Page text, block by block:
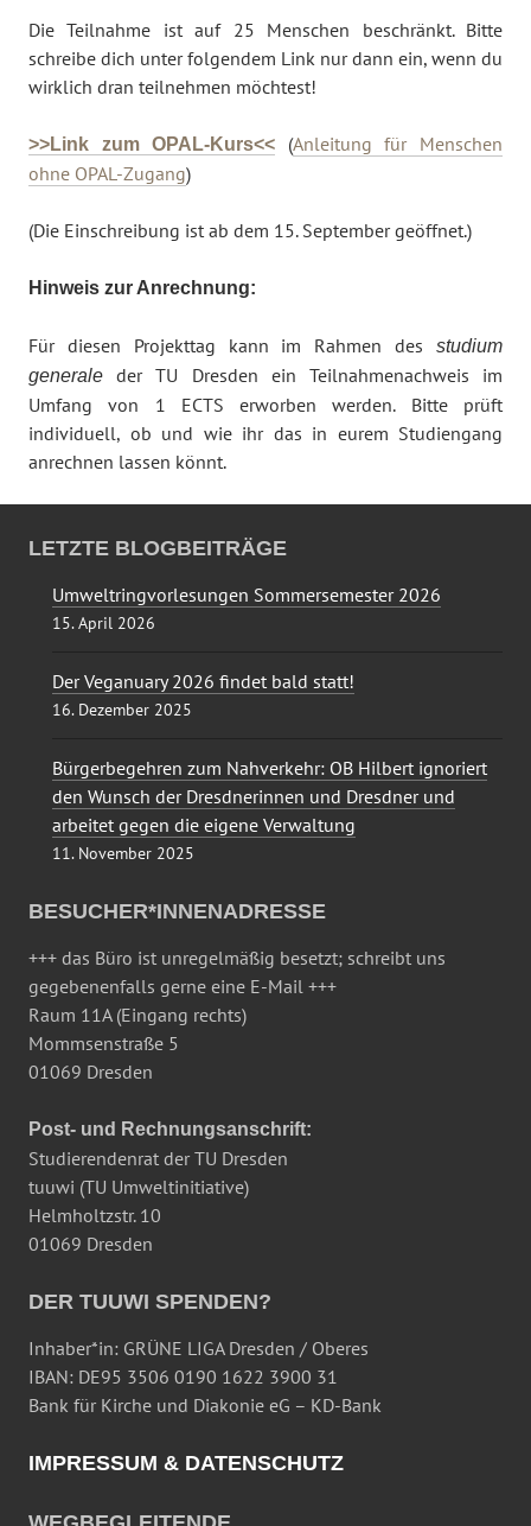
Die Teilnahme ist auf 25 Menschen beschränkt. Bitte
schreibe dich unter folgendem Link nur dann ein, wenn du
wirklich dran teilnehmen möchtest!
>>Link zum OPAL-Kurs<< (Anleitung für Menschen
ohne OPAL-Zugang)
(Die Einschreibung ist ab dem 15. September geöffnet.)
Hinweis zur Anrechnung:
Für diesen Projekttag kann im Rahmen des studium
generale der TU Dresden ein Teilnahmenachweis im
Umfang von 1 ECTS erworben werden. Bitte prüft
individuell, ob und wie ihr das in eurem Studiengang
anrechnen lassen könnt.
LETZTE BLOGBEITRÄGE
Umweltringvorlesungen Sommersemester 2026
15. April 2026
Der Veganuary 2026 findet bald statt!
16. Dezember 2025
Bürgerbegehren zum Nahverkehr: OB Hilbert ignoriert
den Wunsch der Dresdnerinnen und Dresdner und
arbeitet gegen die eigene Verwaltung
11. November 2025
BESUCHER*INNENADRESSE
+++ das Büro ist unregelmäßig besetzt; schreibt uns
gegebenenfalls gerne eine E-Mail +++
Raum 11A (Eingang rechts)
Mommsenstraße 5
01069 Dresden
Post- und Rechnungsanschrift:
Studierendenrat der TU Dresden
tuuwi (TU Umweltinitiative)
Helmholtzstr. 10
01069 Dresden
DER TUUWI SPENDEN?
Inhaber*in: GRÜNE LIGA Dresden / Oberes
IBAN: DE95 3506 0190 1622 3900 31
Bank für Kirche und Diakonie eG – KD-Bank
IMPRESSUM & DATENSCHUTZ